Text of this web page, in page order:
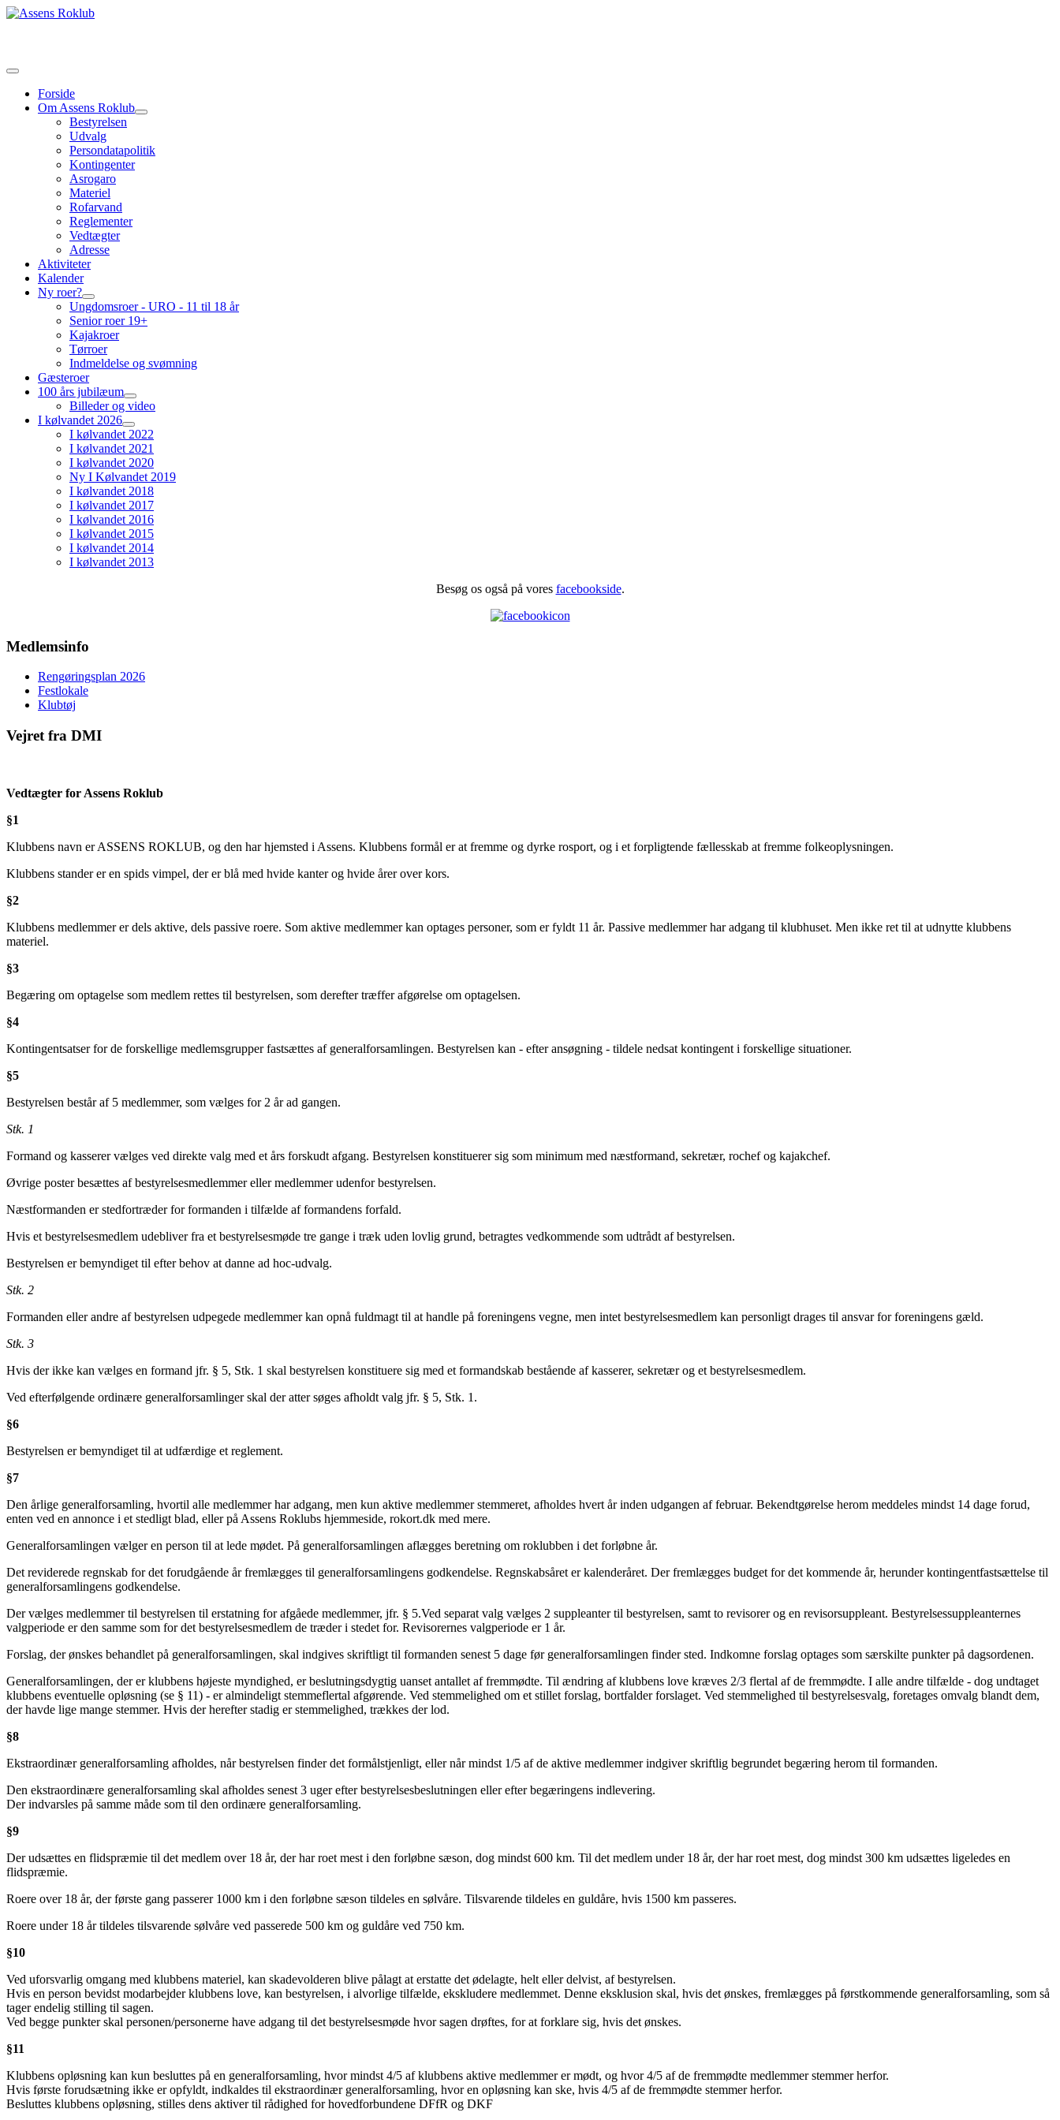
Forside
Om Assens Roklub
Bestyrelsen
Udvalg
Persondatapolitik
Kontingenter
Asrogaro
Materiel
Rofarvand
Reglementer
Vedtægter
Adresse
Aktiviteter
Kalender
Ny roer?
Ungdomsroer - URO - 11 til 18 år
Senior roer 19+
Kajakroer
Tørroer
Indmeldelse og svømning
Gæsteroer
100 års jubilæum
Billeder og video
I kølvandet 2026
I kølvandet 2022
I kølvandet 2021
I kølvandet 2020
Ny I Kølvandet 2019
I kølvandet 2018
I kølvandet 2017
I kølvandet 2016
I kølvandet 2015
I kølvandet 2014
I kølvandet 2013
Besøg os også på vores facebookside.
Medlemsinfo
Rengøringsplan 2026
Festlokale
Klubtøj
Vejret fra DMI
Vedtægter for Assens Roklub
§1
Klubbens navn er ASSENS ROKLUB, og den har hjemsted i Assens. Klubbens formål er at fremme og dyrke rosport, og i et forpligtende fællesskab at fremme folkeoplysningen.
Klubbens stander er en spids vimpel, der er blå med hvide kanter og hvide årer over kors.
§2
Klubbens medlemmer er dels aktive, dels passive roere. Som aktive medlemmer kan optages personer, som er fyldt 11 år. Passive medlemmer har adgang til klubhuset. Men ikke ret til at udnytte klubbens
materiel.
§3
Begæring om optagelse som medlem rettes til bestyrelsen, som derefter træffer afgørelse om optagelsen.
§4
Kontingentsatser for de forskellige medlemsgrupper fastsættes af generalforsamlingen. Bestyrelsen kan - efter ansøgning - tildele nedsat kontingent i forskellige situationer.
§5
Bestyrelsen består af 5 medlemmer, som vælges for 2 år ad gangen.
Stk. 1
Formand og kasserer vælges ved direkte valg med et års forskudt afgang. Bestyrelsen konstituerer sig som minimum med næstformand, sekretær, rochef og kajakchef.
Øvrige poster besættes af bestyrelsesmedlemmer eller medlemmer udenfor bestyrelsen.
Næstformanden er stedfortræder for formanden i tilfælde af formandens forfald.
Hvis et bestyrelsesmedlem udebliver fra et bestyrelsesmøde tre gange i træk uden lovlig grund, betragtes vedkommende som udtrådt af bestyrelsen.
Bestyrelsen er bemyndiget til efter behov at danne ad hoc-udvalg.
Stk. 2
Formanden eller andre af bestyrelsen udpegede medlemmer kan opnå fuldmagt til at handle på foreningens vegne, men intet bestyrelsesmedlem kan personligt drages til ansvar for foreningens gæld.
Stk. 3
Hvis der ikke kan vælges en formand jfr. § 5, Stk. 1 skal bestyrelsen konstituere sig med et formandskab bestående af kasserer, sekretær og et bestyrelsesmedlem.
Ved efterfølgende ordinære generalforsamlinger skal der atter søges afholdt valg jfr. § 5, Stk. 1.
§6
Bestyrelsen er bemyndiget til at udfærdige et reglement.
§7
Den årlige generalforsamling, hvortil alle medlemmer har adgang, men kun aktive medlemmer stemmeret, afholdes hvert år inden udgangen af februar. Bekendtgørelse herom meddeles mindst 14 dage forud,
enten ved en annonce i et stedligt blad, eller på Assens Roklubs hjemmeside, rokort.dk med mere.
Generalforsamlingen vælger en person til at lede mødet. På generalforsamlingen aflægges beretning om roklubben i det forløbne år.
Det reviderede regnskab for det forudgående år fremlægges til generalforsamlingens godkendelse. Regnskabsåret er kalenderåret. Der fremlægges budget for det kommende år, herunder kontingentfastsættelse til
generalforsamlingens godkendelse.
Der vælges medlemmer til bestyrelsen til erstatning for afgåede medlemmer, jfr. § 5.Ved separat valg vælges 2 suppleanter til bestyrelsen, samt to revisorer og en revisorsuppleant. Bestyrelsessuppleanternes
valgperiode er den samme som for det bestyrelsesmedlem de træder i stedet for. Revisorernes valgperiode er 1 år.
Forslag, der ønskes behandlet på generalforsamlingen, skal indgives skriftligt til formanden senest 5 dage før generalforsamlingen finder sted. Indkomne forslag optages som særskilte punkter på dagsordenen.
Generalforsamlingen, der er klubbens højeste myndighed, er beslutningsdygtig uanset antallet af fremmødte. Til ændring af klubbens love kræves 2/3 flertal af de fremmødte. I alle andre tilfælde - dog undtaget
klubbens eventuelle opløsning (se § 11) - er almindeligt stemmeflertal afgørende. Ved stemmelighed om et stillet forslag, bortfalder forslaget. Ved stemmelighed til bestyrelsesvalg, foretages omvalg blandt dem,
der havde lige mange stemmer. Hvis der herefter stadig er stemmelighed, trækkes der lod.
§8
Ekstraordinær generalforsamling afholdes, når bestyrelsen finder det formålstjenligt, eller når mindst 1/5 af de aktive medlemmer indgiver skriftlig begrundet begæring herom til formanden.
Den ekstraordinære generalforsamling skal afholdes senest 3 uger efter bestyrelsesbeslutningen eller efter begæringens indlevering.
Der indvarsles på samme måde som til den ordinære generalforsamling.
§9
Der udsættes en flidspræmie til det medlem over 18 år, der har roet mest i den forløbne sæson, dog mindst 600 km. Til det medlem under 18 år, der har roet mest, dog mindst 300 km udsættes ligeledes en
flidspræmie.
Roere over 18 år, der første gang passerer 1000 km i den forløbne sæson tildeles en sølvåre. Tilsvarende tildeles en guldåre, hvis 1500 km passeres.
Roere under 18 år tildeles tilsvarende sølvåre ved passerede 500 km og guldåre ved 750 km.
§10
Ved uforsvarlig omgang med klubbens materiel, kan skadevolderen blive pålagt at erstatte det ødelagte, helt eller delvist, af bestyrelsen.
Hvis en person bevidst modarbejder klubbens love, kan bestyrelsen, i alvorlige tilfælde, ekskludere medlemmet. Denne eksklusion skal, hvis det ønskes, fremlægges på førstkommende generalforsamling, som så
tager endelig stilling til sagen.
Ved begge punkter skal personen/personerne have adgang til det bestyrelsesmøde hvor sagen drøftes, for at forklare sig, hvis det ønskes.
§11
Klubbens opløsning kan kun besluttes på en generalforsamling, hvor mindst 4/5 af klubbens aktive medlemmer er mødt, og hvor 4/5 af de fremmødte medlemmer stemmer herfor.
Hvis første forudsætning ikke er opfyldt, indkaldes til ekstraordinær generalforsamling, hvor en opløsning kan ske, hvis 4/5 af de fremmødte stemmer herfor.
Besluttes klubbens opløsning, stilles dens aktiver til rådighed for hovedforbundene DFfR og DKF